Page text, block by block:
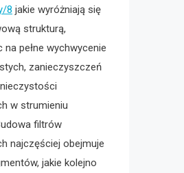
8 jakie wyróżniają się
strukturą,
na pełne wychwycenie
zanieczyszczeń
w strumieniu
filtrów
najczęściej obejmuje
jakie kolejno